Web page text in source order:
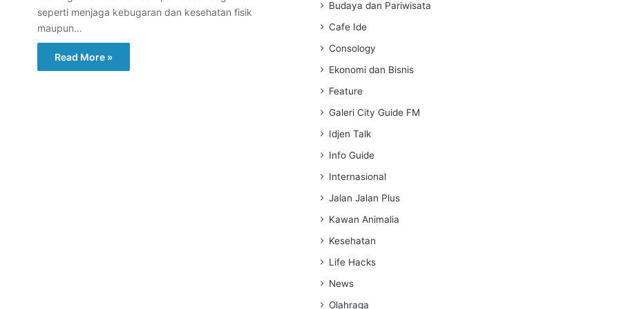
seperti menjaga kebugaran dan kesehatan fisik
maupun…
Read More »
Budaya dan Pariwisata
Cafe Ide
Consology
Ekonomi dan Bisnis
Feature
Galeri City Guide FM
Idjen Talk
Info Guide
Internasional
Jalan Jalan Plus
Kawan Animalia
Kesehatan
Life Hacks
News
Olahraga